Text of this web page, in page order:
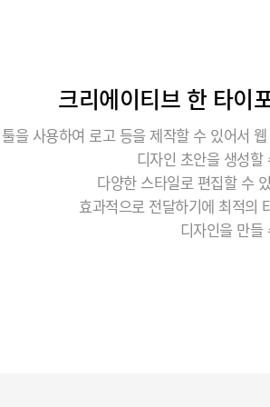
크리에이티브 한 타이
을 사용하여 로고 등을 제작할 수 있어서
디자인 초안을 생성할
다양한 스타일로 편집할 수
효과적으로 전달하기에 최적의
디자인을 만들